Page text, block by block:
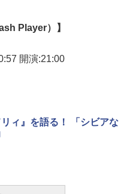
Player）】
開演:21:00
ィ』を語る！ 「シビアな